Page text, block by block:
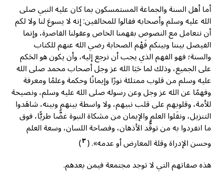
أما أهل السنة والجماعة المستمسكون بما كان عليه النبي صلى
الله عليه وسلم وأصحابه فقالوا للمخالفين: إنه لا يسوغ لنا ولا لكم
أن نتعامل مع النصوص بفهمنا الخاص وعقولنا القاصرة، وإنما
الفيصل بيننا وبينكم فَهْم الصحابة رضي الله عنهم للكتاب
والسنة؛ فهو الفهم الذي يجب أن نرجع إليه، وأن يكون هو الحَكم
على الجميع، وذلك لما حَبَا الله عز وجل أصحاب محمد صلى الله
عليه وسلم من قلوب ممتلئة نورًا وإيمانًا وحكمة وعلمًا ومعرفة
وفهمًا عن الله عز وجل وعن رسوله صلى الله عليه وسلم، ونصيحة
للأمة، وقلوبهم على قلب نبيهم، ولا واسطة بينهم وبينه، شاهَدوا
التنزيل، ونقَلوا العلم والإيمان من مشكاة النبوة غضًّا طريًّا، فوق
ما انفردوا به من توقُّد الأذهان، وفصاحة اللسان، وسعة العلم
وحسن الإدراة وقلة المعارض أو عدمه». (٣)
هذه صفاتهم التي لا توجد مجتمعة فيمن بعدهم.